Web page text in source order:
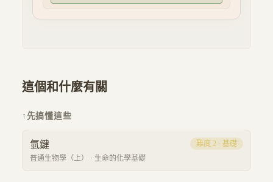
這個和什麼有關
↑ 先搞懂這些
氫鍵
普通生物學（上） · 生命的化學基礎
難度 2 · 基礎